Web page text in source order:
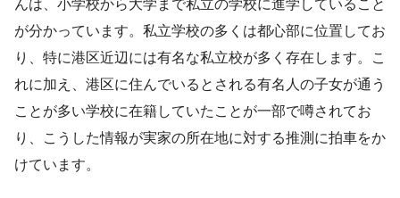
んは、小学校から大学まで私立の学校に進学していること
が分かっています。私立学校の多くは都心部に位置してお
り、特に港区近辺には有名な私立校が多く存在します。こ
れに加え、港区に住んでいるとされる有名人の子女が通う
ことが多い学校に在籍していたことが一部で噂されてお
り、こうした情報が実家の所在地に対する推測に拍車をか
けています。